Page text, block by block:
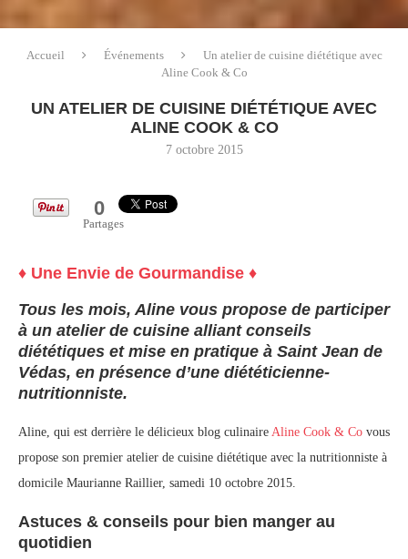
Accueil Événements
Un atelier de cuisine diététique avec
Aline Cook & Co
UN ATELIER DE CUISINE DIÉTÉTIQUE AVEC
ALINE COOK & CO
7 octobre 2015
0
Partages
♦ Une Envie de Gourmandise ♦
Tous les mois, Aline vous propose de participer
à un atelier de cuisine alliant conseils
diététiques et mise en pratique à Saint Jean de
Védas, en présence d’une diététicienne-
nutritionniste.
Aline, qui est derrière le délicieux blog culinaire Aline Cook & Co vous
propose son premier atelier de cuisine diététique avec la nutritionniste à
domicile Maurianne Raillier, samedi 10 octobre 2015.
Astuces & conseils pour bien manger au
quotidien